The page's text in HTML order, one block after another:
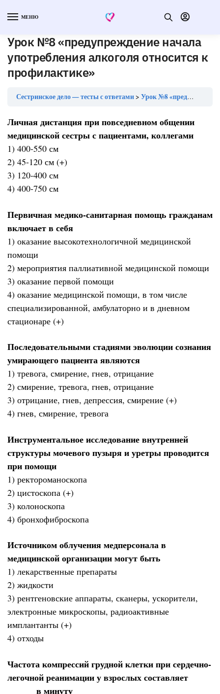
МЕНЮ
Урок №8 «предупреждение начала
употребления алкоголя относится к
профилактике»
Сестринское дело — тесты с ответами Урок №8 «предупреждение начала употребления алкоголя относится к профилактике»
Личная дистанция при повседневном общении
медицинской сестры с пациентами, коллегами
1) 400-550 см
2) 45-120 см (+)
3) 120-400 см
4) 400-750 см
Первичная медико-санитарная помощь гражданам
включает в себя
1) оказание высокотехнологичной медицинской
помощи
2) мероприятия паллиативной медицинской помощи
3) оказание первой помощи
4) оказание медицинской помощи, в том числе
специализированной, амбулаторно и в дневном
стационаре (+)
Последовательными стадиями эволюции сознания
умирающего пациента являются
1) тревога, смирение, гнев, отрицание
2) смирение, тревога, гнев, отрицание
3) отрицание, гнев, депрессия, смирение (+)
4) гнев, смирение, тревога
Инструментальное исследование внутренней
структуры мочевого пузыря и уретры проводится
при помощи
1) ректороманоскопа
2) цистоскопа (+)
3) колоноскопа
4) бронхофиброскопа
Источником облучения медперсонала в
медицинской организации могут быть
1) лекарственные препараты
2) жидкости
3) рентгеновские аппараты, сканеры, ускорители,
электронные микроскопы, радиоактивные
имплантанты (+)
4) отходы
Частота компрессий грудной клетки при сердечно-
легочной реанимации у взрослых составляет
______ в минуту